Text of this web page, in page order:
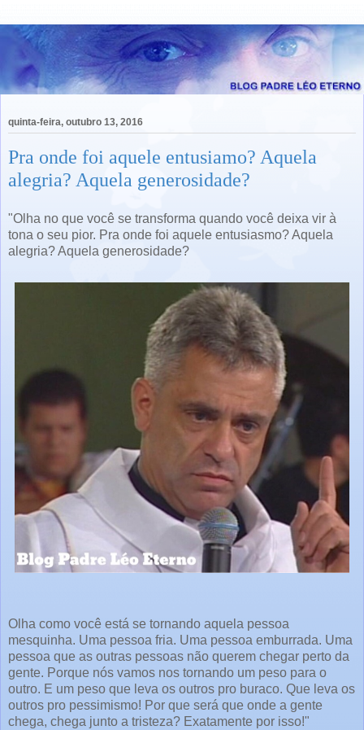
quinta-feira, outubro 13, 2016
Pra onde foi aquele entusiamo? Aquela
alegria? Aquela generosidade?
"Olha no que você se transforma quando você deixa vir à
tona o seu pior. Pra onde foi aquele entusiasmo? Aquela
alegria? Aquela generosidade?
Olha como você está se tornando aquela pessoa
mesquinha. Uma pessoa fria. Uma pessoa emburrada. Uma
pessoa que as outras pessoas não querem chegar perto da
gente. Porque nós vamos nos tornando um peso para o
outro. E um peso que leva os outros pro buraco. Que leva os
outros pro pessimismo! Por que será que onde a gente
chega, chega junto a tristeza? Exatamente por isso!"